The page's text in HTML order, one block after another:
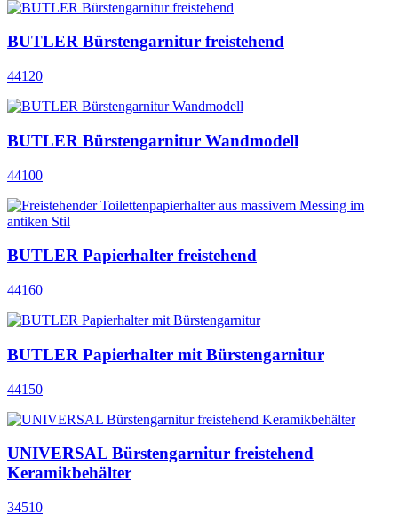
BUTLER Bürstengarnitur freistehend
44120
BUTLER Bürstengarnitur Wandmodell
44100
BUTLER Papierhalter freistehend
44160
BUTLER Papierhalter mit Bürstengarnitur
44150
UNIVERSAL Bürstengarnitur freistehend
Keramikbehälter
34510